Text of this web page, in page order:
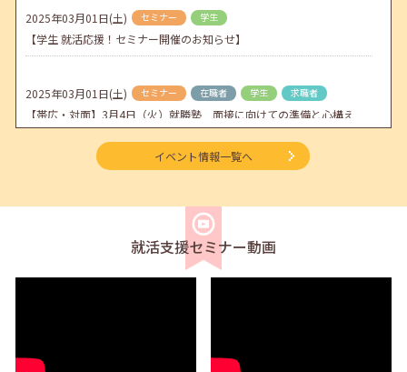
2025年03月01日(土) セミナー 学生
【学生 就活応援！セミナー開催のお知らせ】
2025年03月01日(土) セミナー 在職者 学生 求職者
【帯広・対面】3月4日（火）就勝塾 面接に向けての準備と心構え
11:00～11:40
【函館・対面】3月5日（水）就勝塾 「採用につながる応募書類の書
在職者
2025年03月01日(土) 在職者
イベント情報一覧へ
就活支援セミナー動画